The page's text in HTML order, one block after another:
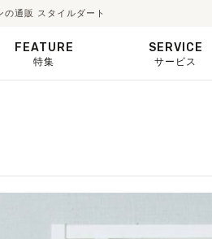
通販 スタイルダート
FEATURE
特集
SERVICE
サービス